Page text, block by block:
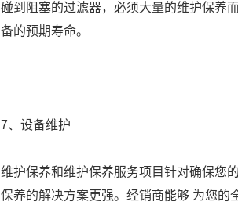
碰到阻塞的过滤器，必须大量的维护保养
备的预期寿命。
7、设备维护
维护保养和维护保养服务项目针对确保您
保养的解决方案更强。经销商能够 为您的